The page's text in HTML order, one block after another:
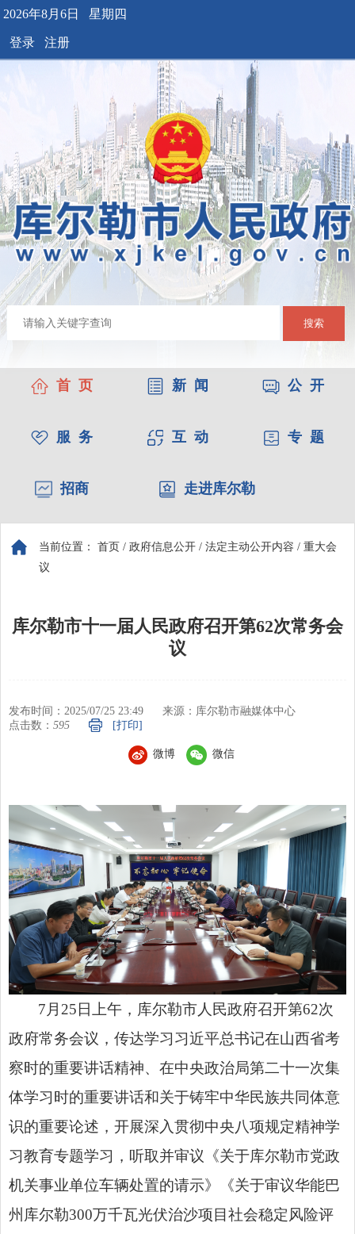
2026年8月6日 星期四
登录 注册
搜索
首 页 新 闻 公 开
服 务 互 动 专 题
招商 走进库尔勒
当前位置： 首页 / 政府信息公开 / 法定主动公开内容 / 重大会
议
库尔勒市十一届人民政府召开第62次常务会
议
发布时间：2025/07/25 23:49
来源：库尔勒市融媒体中心
点击数： 595 [打印]
微博 微信
7月25日上午，库尔勒市人民政府召开第62次
政府常务会议，传达学习习近平总书记在山西省考
察时的重要讲话精神、在中央政治局第二十一次集
体学习时的重要讲话和关于铸牢中华民族共同体意
识的重要论述，开展深入贯彻中央八项规定精神学
习教育专题学习，听取并审议《关于库尔勒市党政
机关事业单位车辆处置的请示》《关于审议华能巴
州库尔勒300万千瓦光伏治沙项目社会稳定风险评